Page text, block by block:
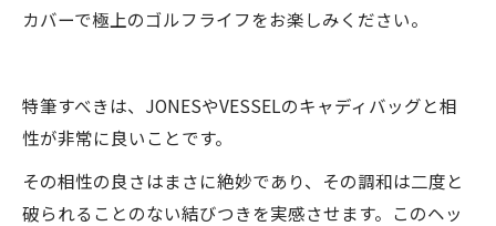
カバーで極上のゴルフライフをお楽しみください。
特筆すべきは、JONESやVESSELのキャディバッグと相
性が非常に良いことです。
その相性の良さはまさに絶妙であり、その調和は二度と
破られることのない結びつきを実感させます。このヘッ